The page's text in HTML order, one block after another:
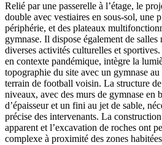
Relié par une passerelle à l’étage, le
double avec vestiaires en sous-sol, une
périphérie, et des plateaux
gymnase. Il dispose également de
diverses activités culturelles et
en contexte pandémique, intègre la
topographie du site avec un gymnase
terrain de football voisin. La structure
niveaux, avec des murs de gymnase en
d’épaisseur et un fini au jet de sable,
précise des intervenants. La
apparent et l’excavation de roches ont
complexe à proximité des zones